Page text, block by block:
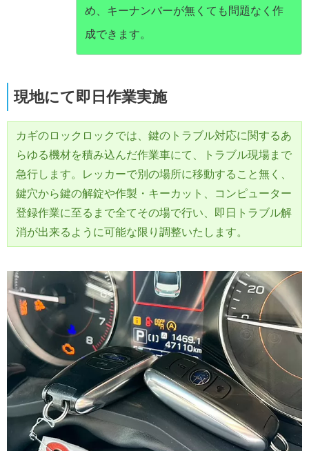
め、キーナンバーが無くても問題なく作
成できます。
現地にて即日作業実施
カギのロックロックでは、鍵のトラブル対応に関するあ
らゆる機材を積み込んだ作業車にて、トラブル現場まで
急行します。レッカーで別の場所に移動すること無く、
鍵穴から鍵の解錠や作製・キーカット、コンピューター
登録作業に至るまで全てその場で行い、即日トラブル解
消が出来るように可能な限り調整いたします。